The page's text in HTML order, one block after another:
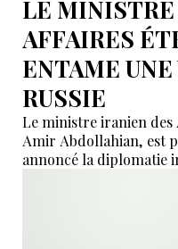
LE
AFFAIRES
ENTAME
RUSSIE
Le ministre iranien des
Amir Abdollahian, est
annoncé la diplomatie